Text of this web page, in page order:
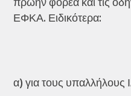
ΕΦΚΑ. Ειδικότερα:
α) για τους